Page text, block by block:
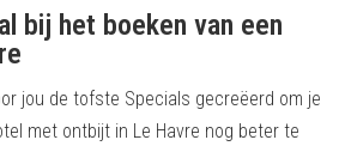
bij het boeken van een
jou de tofste Specials gecreëerd om je
met ontbijt in Le Havre nog beter te